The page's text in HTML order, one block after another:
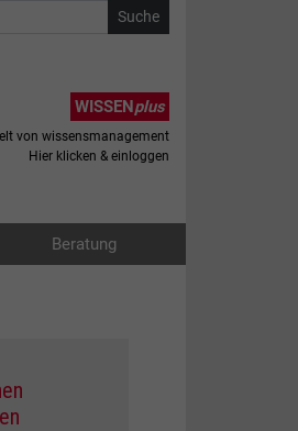
WISSENplus
von wissensmanagement
Hier klicken & einloggen
Beratung